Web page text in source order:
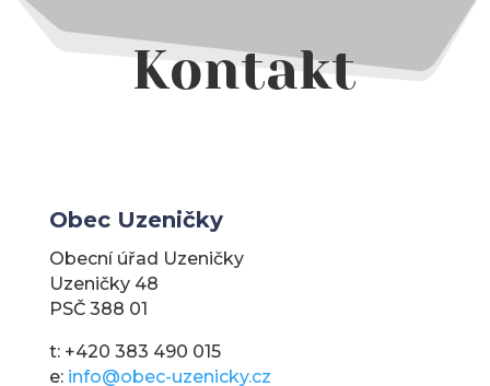
Kontakt
Obec Uzeničky
Obecní úřad Uzeničky
Uzeničky 48
PSČ 388 01
t: +420 383 490 015
e: info@obec-uzenicky.cz